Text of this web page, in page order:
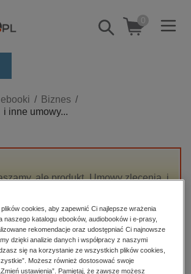
Pokaż/schowaj
wyszukiwarkę
0
E-prasa
aranżacja wnętrz
rozrywka
internet, technologie, informatyka
ebooki
Biznes
inne umowy...
ale produkt „Umowy zlecenia i
cookies, aby zapewnić Ci najlepsze wrażenia
naszego katalogu ebooków, audiobooków i e-prasy,
rekomendacje oraz udostępniać Ci najnowsze
dzięki analizie danych i współpracy z naszymi
się na korzystanie ze wszystkich plików cookies,
Możesz również dostosować swoje
ustawienia”. Pamiętaj, że zawsze możesz